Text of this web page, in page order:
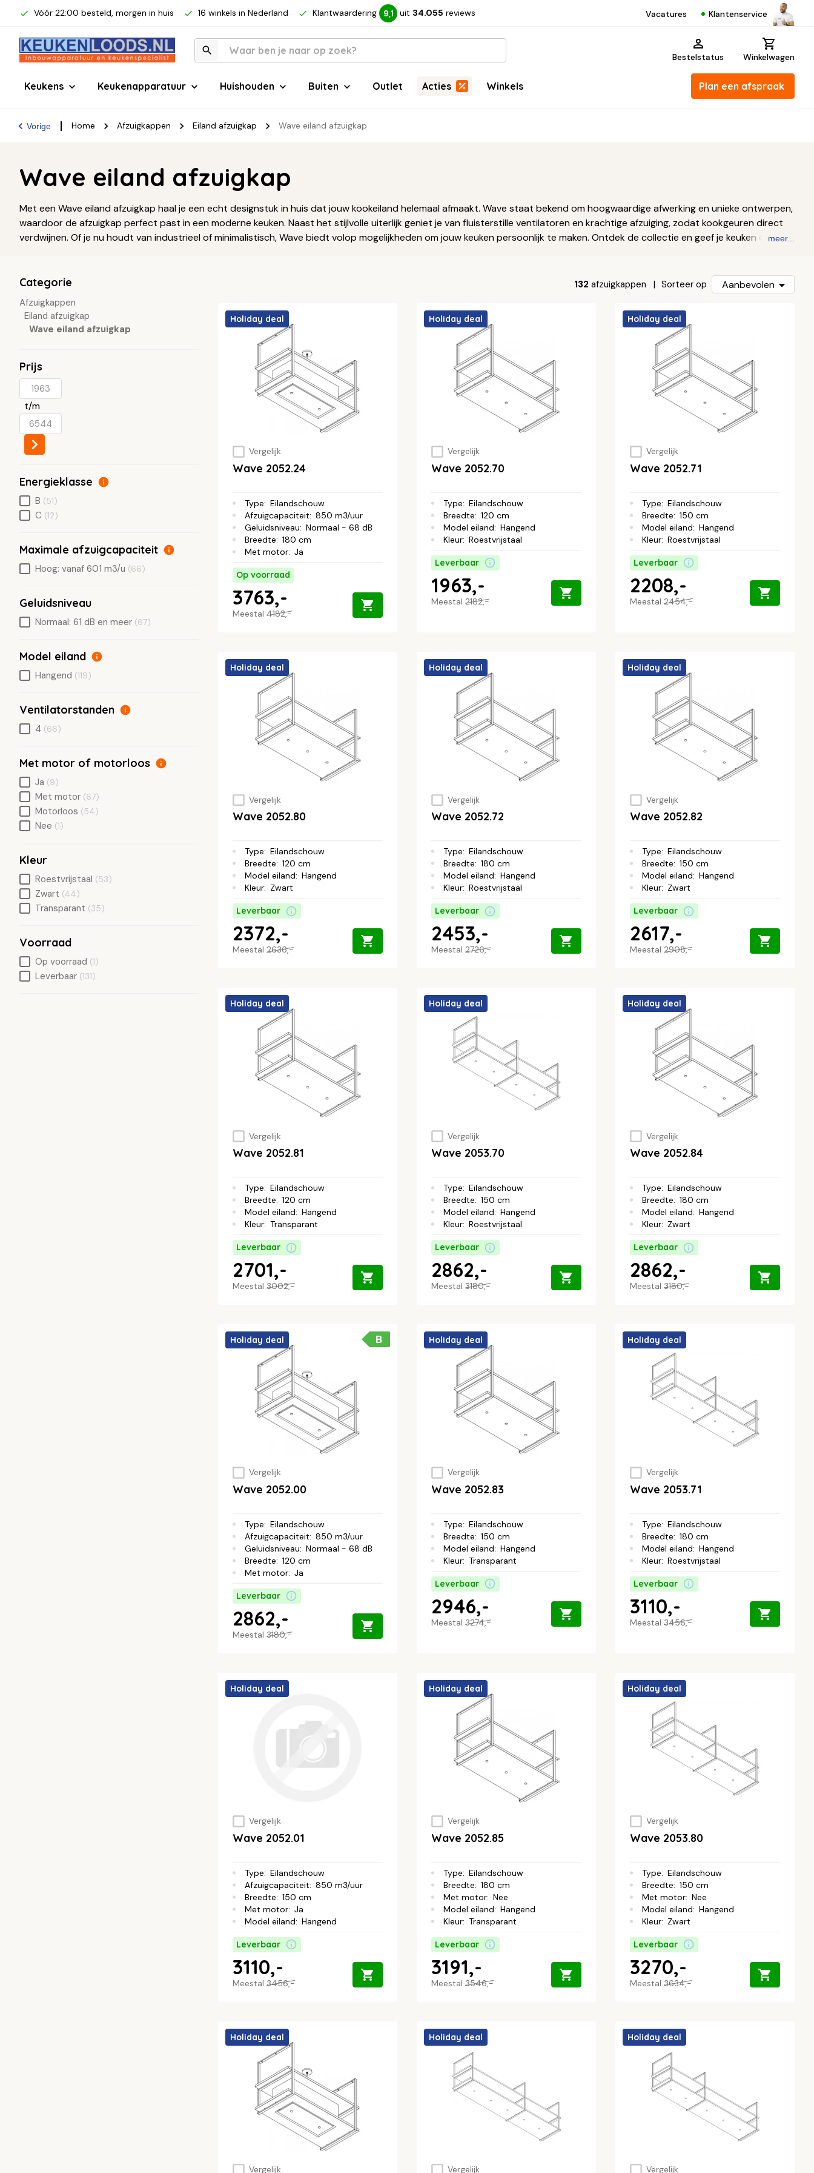
Vóór 22:00 besteld, morgen in huis 16 winkels in Nederland Klantwaardering 9,1 uit 34.055 reviews Vacatures Klantenservice
Bestelstatus Winkelwagen
Keukens Keukenapparatuur Huishouden Buiten Outlet Acties Winkels Plan een afspraak
Vorige Home Afzuigkappen Eiland afzuigkap Wave eiland afzuigkap
Wave eiland afzuigkap
Met een Wave eiland afzuigkap haal je een echt designstuk in huis dat jouw kookeiland helemaal afmaakt. Wave staat bekend om hoogwaardige afwerking en unieke ontwerpen,
waardoor de afzuigkap perfect past in een moderne keuken. Naast het stijlvolle uiterlijk geniet je van fluisterstille ventilatoren en krachtige afzuiging, zodat kookgeuren direct
verdwijnen. Of je nu houdt van industrieel of minimalistisch, Wave biedt volop mogelijkheden om jouw keuken persoonlijk te maken. Ontdek de collectie en geef je keuken demeer...
132 afzuigkappen Sorteer op Aanbevolen
Holiday deal
Vergelijk
Wave 2052.24
Type: Eilandschouw
Afzuigcapaciteit: 850 m3/uur
Geluidsniveau: Normaal - 68 dB
Breedte: 180 cm
Met motor: Ja
Op voorraad
Meestal 4182,-
3763,-
Holiday deal
Vergelijk
Wave 2052.70
Type: Eilandschouw
Breedte: 120 cm
Model eiland: Hangend
Kleur: Roestvrijstaal
Leverbaar
Meestal 2182,-
1963,-
Holiday deal
Vergelijk
Wave 2052.71
Type: Eilandschouw
Breedte: 150 cm
Model eiland: Hangend
Kleur: Roestvrijstaal
Leverbaar
Meestal 2454,-
2208,-
Holiday deal
Vergelijk
Wave 2052.80
Type: Eilandschouw
Breedte: 120 cm
Model eiland: Hangend
Kleur: Zwart
Leverbaar
Meestal 2636,-
2372,-
Holiday deal
Vergelijk
Wave 2052.72
Type: Eilandschouw
Breedte: 180 cm
Model eiland: Hangend
Kleur: Roestvrijstaal
Leverbaar
Meestal 2726,-
2453,-
Holiday deal
Vergelijk
Wave 2052.82
Type: Eilandschouw
Breedte: 150 cm
Model eiland: Hangend
Kleur: Zwart
Leverbaar
Meestal 2908,-
2617,-
Holiday deal
Vergelijk
Wave 2052.81
Type: Eilandschouw
Breedte: 120 cm
Model eiland: Hangend
Kleur: Transparant
Leverbaar
Meestal 3002,-
2701,-
Holiday deal
Vergelijk
Wave 2053.70
Type: Eilandschouw
Breedte: 150 cm
Model eiland: Hangend
Kleur: Roestvrijstaal
Leverbaar
Meestal 3180,-
2862,-
Holiday deal
Vergelijk
Wave 2052.84
Type: Eilandschouw
Breedte: 180 cm
Model eiland: Hangend
Kleur: Zwart
Leverbaar
Meestal 3180,-
2862,-
B
Holiday deal
Vergelijk
Wave 2052.00
Type: Eilandschouw
Afzuigcapaciteit: 850 m3/uur
Geluidsniveau: Normaal - 68 dB
Breedte: 120 cm
Met motor: Ja
Leverbaar
Meestal 3180,-
2862,-
Holiday deal
Vergelijk
Wave 2052.83
Type: Eilandschouw
Breedte: 150 cm
Model eiland: Hangend
Kleur: Transparant
Leverbaar
Meestal 3274,-
2946,-
Holiday deal
Vergelijk
Wave 2053.71
Type: Eilandschouw
Breedte: 180 cm
Model eiland: Hangend
Kleur: Roestvrijstaal
Leverbaar
Meestal 3456,-
3110,-
Holiday deal
Vergelijk
Wave 2052.01
Type: Eilandschouw
Afzuigcapaciteit: 850 m3/uur
Breedte: 150 cm
Met motor: Ja
Model eiland: Hangend
Leverbaar
Meestal 3456,-
3110,-
Holiday deal
Vergelijk
Wave 2052.85
Type: Eilandschouw
Breedte: 180 cm
Met motor: Nee
Model eiland: Hangend
Kleur: Transparant
Leverbaar
Meestal 3546,-
3191,-
Holiday deal
Vergelijk
Wave 2053.80
Type: Eilandschouw
Breedte: 150 cm
Met motor: Nee
Model eiland: Hangend
Kleur: Zwart
Leverbaar
Meestal 3634,-
3270,-
Holiday deal
Vergelijk
Holiday deal
Vergelijk
Holiday deal
Vergelijk
Categorie
Afzuigkappen
Eiland afzuigkap
Wave eiland afzuigkap
Prijs
t/m
Energieklasse
B (51)
C (12)
Maximale afzuigcapaciteit
Hoog: vanaf 601 m3/u (66)
Geluidsniveau
Normaal: 61 dB en meer (67)
Model eiland
Hangend (119)
Ventilatorstanden
4 (66)
Met motor of motorloos
Ja (9)
Met motor (67)
Motorloos (54)
Nee (1)
Kleur
Roestvrijstaal (53)
Zwart (44)
Transparant (35)
Voorraad
Op voorraad (1)
Leverbaar (131)